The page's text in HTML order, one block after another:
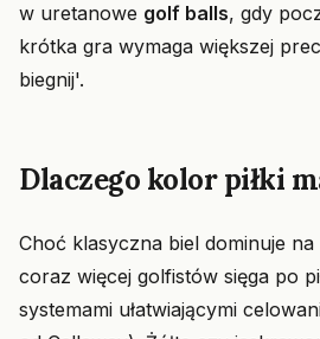
w uretanowe golf balls, gdy
krótka gra wymaga większej
biegnij'.
Dlaczego kolor piłki
Choć klasyczna biel dominuje
coraz więcej golfistów sięga po
systemami ułatwiającymi